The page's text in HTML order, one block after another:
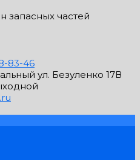
запасных частей
83-46
ул. Безуленко 17В